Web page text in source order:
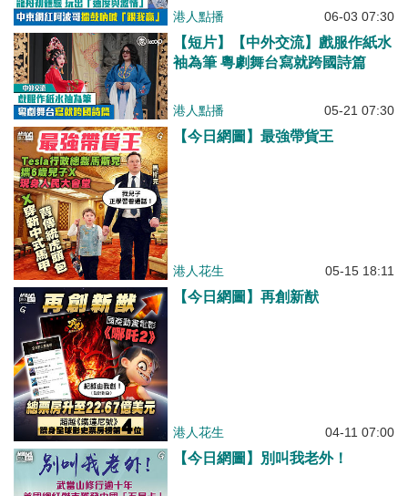
港人點播 06-03 07:30
【短片】【中外交流】戲服作紙水
袖為筆 粵劇舞台寫就跨國詩篇
港人點播 05-21 07:30
【今日網圖】最強帶貨王
港人花生 05-15 18:11
【今日網圖】再創新猷
港人花生 04-11 07:00
【今日網圖】別叫我老外！